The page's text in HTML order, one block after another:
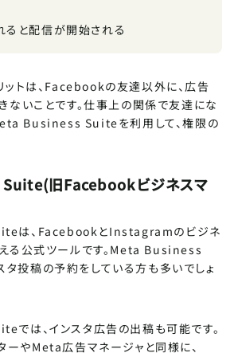
ると配信が開始される
ットは、Facebookの友達以外に、広告
ないことです。仕事上の関係で友達にな
Business Suiteを利用して、権限の
旧Facebookビジネスマ
は、FacebookとInstagramのビジネ
る公式ツールです。Meta Business
タ投稿の予約をしている方も多いでしょ
は、インスタ広告の出稿も可能です。
やMeta広告マネージャと同様に、